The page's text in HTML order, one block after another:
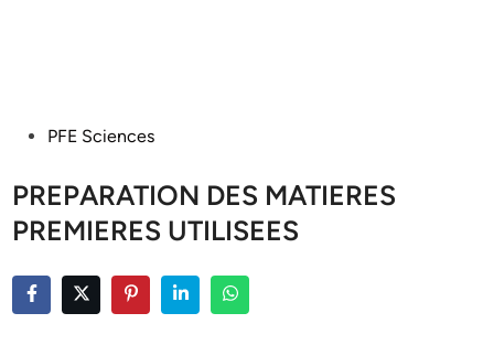
PostedPFE Sciences
PREPARATION DES MATIERES
PREMIERES UTILISEES